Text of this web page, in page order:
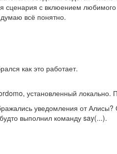
сценария с вклюением
всё понятно.
как это работает.
установленный
уведомления от
выполнил команду say(...).